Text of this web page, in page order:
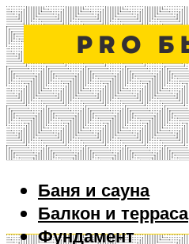
Баня и сауна
Балкон и терраса
Фундамент